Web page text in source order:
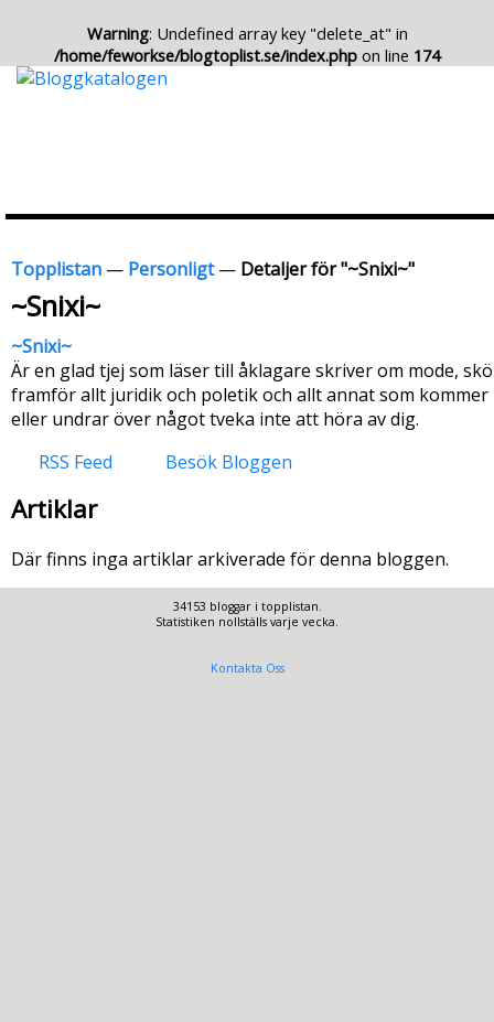
Warning: Undefined array key "delete_at" in
/home/feworkse/blogtoplist.se/index.php on line 174
Topplistan — Personligt— Detaljer för "~Snixi~"
~Snixi~
~Snixi~
Är en glad tjej som läser till åklagare skriver om mode,
framför allt juridik och poletik och allt annat som
eller undrar över något tveka inte att höra av dig.
RSS Feed
Besök Bloggen
Artiklar
Där finns inga artiklar arkiverade för denna bloggen.
34153 bloggar i topplistan.
Statistiken nollställs varje vecka.
Kontakta Oss